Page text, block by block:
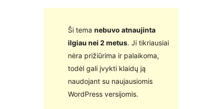
Ši tema nebuvo atnaujinta
ilgiau nei 2 metus. Ji tikriausiai
nėra prižiūrima ir palaikoma,
todėl gali įvykti klaidų ją
naudojant su naujausiomis
WordPress versijomis.